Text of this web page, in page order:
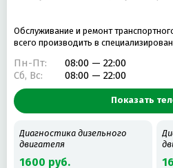
Обслуживание и ремонт
всего производить в
Пн-Пт:
08:00 — 22:00
Сб, Вс:
08:00 — 22:00
Показать
Диагностика дизельного
двигателя
1600 руб.